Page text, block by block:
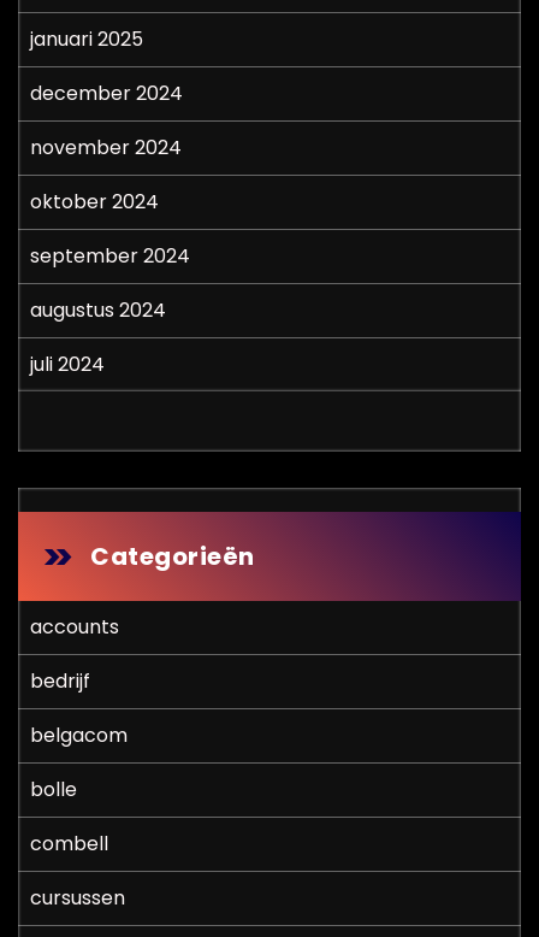
januari 2025
december 2024
november 2024
oktober 2024
september 2024
augustus 2024
juli 2024
Categorieën
accounts
bedrijf
belgacom
bolle
combell
cursussen